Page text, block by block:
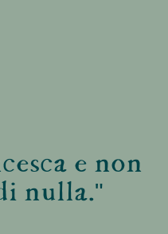
e non
nulla."